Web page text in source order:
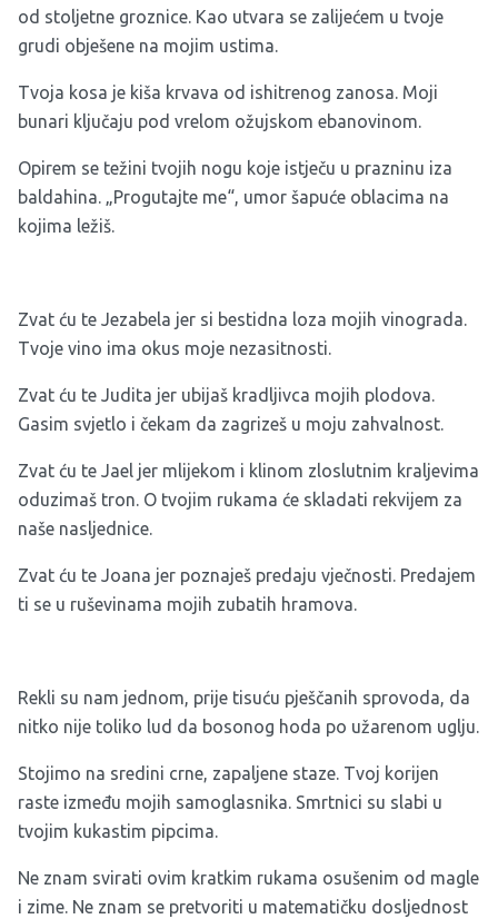
od stoljetne groznice. Kao utvara se zalijećem u tvoje
grudi obješene na mojim ustima.
Tvoja kosa je kiša krvava od ishitrenog zanosa. Moji
bunari ključaju pod vrelom ožujskom ebanovinom.
Opirem se težini tvojih nogu koje istječu u prazninu iza
baldahina. „Progutajte me“, umor šapuće oblacima na
kojima ležiš.
Zvat ću te Jezabela jer si bestidna loza mojih vinograda.
Tvoje vino ima okus moje nezasitnosti.
Zvat ću te Judita jer ubijaš kradljivca mojih plodova.
Gasim svjetlo i čekam da zagrizeš u moju zahvalnost.
Zvat ću te Jael jer mlijekom i klinom zloslutnim kraljevima
oduzimaš tron. O tvojim rukama će skladati rekvijem za
naše nasljednice.
Zvat ću te Joana jer poznaješ predaju vječnosti. Predajem
ti se u ruševinama mojih zubatih hramova.
Rekli su nam jednom, prije tisuću pješčanih sprovoda, da
nitko nije toliko lud da bosonog hoda po užarenom uglju.
Stojimo na sredini crne, zapaljene staze. Tvoj korijen
raste između mojih samoglasnika. Smrtnici su slabi u
tvojim kukastim pipcima.
Ne znam svirati ovim kratkim rukama osušenim od magle
i zime. Ne znam se pretvoriti u matematičku dosljednost